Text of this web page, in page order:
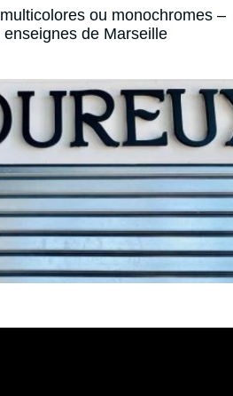
ou monochromes –
de Marseille